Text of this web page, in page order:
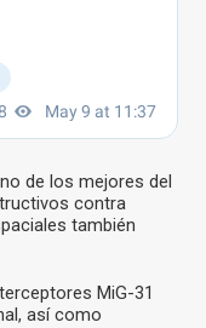
de los mejores del
contra
también
MiG-31
así como